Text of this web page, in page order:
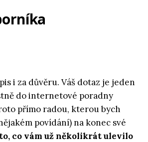
i za důvěru. Váš dotaz je jeden
do internetové poradny
přímo radou, kterou bych
povídání) na konec své
co vám už několikrát ulevilo